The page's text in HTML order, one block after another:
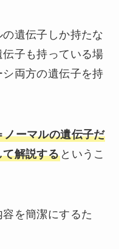
遺伝子しか持たな
子も持っている場
両方の遺伝子を持
ノーマルの遺伝子だ
解説する というこ
を簡潔にするた